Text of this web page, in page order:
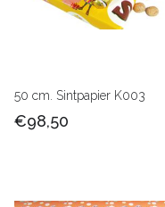
50 cm. Sintpapier K003
€98,50